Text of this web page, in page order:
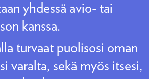
yhdessä avio- tai
kanssa.
turvaat puolisosi oman
varalta, sekä myös itsesi,